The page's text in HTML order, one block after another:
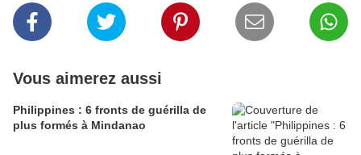
Vous aimerez aussi
Philippines : 6 fronts de guérilla de
plus formés à Mindanao